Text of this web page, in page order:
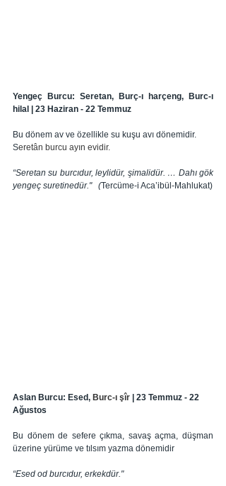
Yengeç Burcu: Seretan, Burç-ı harçeng, Burc-ı
hilal | 23 Haziran - 22 Temmuz
Bu dönem av ve özellikle su kuşu avı dönemidir.
Seretân burcu ayın evidir.
“Seretan su burcıdur, leylidür, şimalidür. … Dahı gök
yengeç suretinedür." (Tercüme-i Aca’ibül-Mahlukat)
Aslan Burcu: Esed, Burc-ı şîr | 23 Temmuz - 22
Ağustos
Bu dönem de sefere çıkma, savaş açma, düşman
üzerine yürüme ve tılsım yazma dönemidir
“Esed od burcıdur, erkekdür."